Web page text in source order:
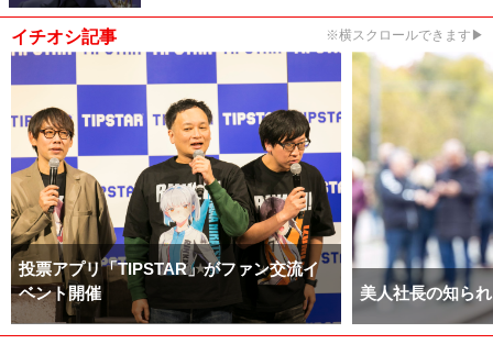
イチオシ記事 ※横スクロールできます▶
投票アプリ「TIPSTAR」がファン交流イ
ベント開催
美人社長の知ら